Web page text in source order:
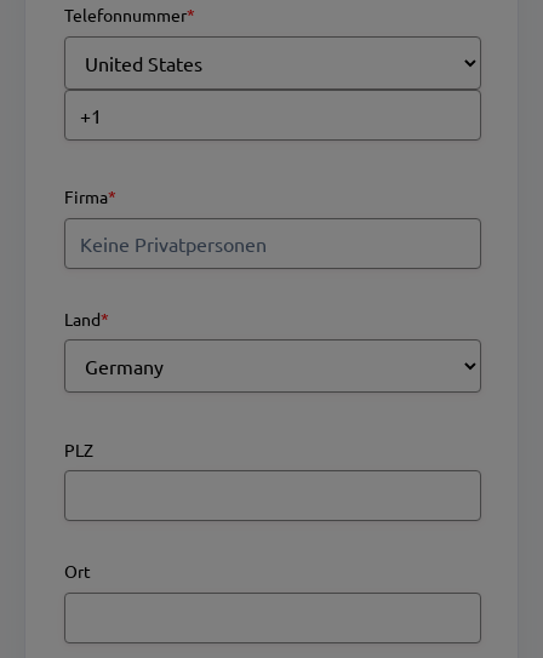
Telefonnummer*
Firma*
Land*
PLZ
Ort